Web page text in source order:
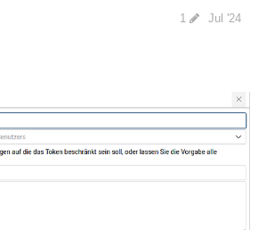
Jul '24
1